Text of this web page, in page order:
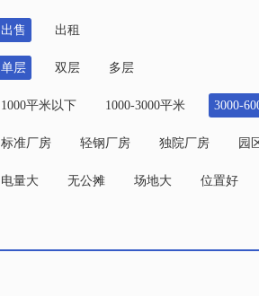
出售 出租
单层 双层 多层
1000平米以下 1000-3000平米 3000-
标准厂房 轻钢厂房 独院厂房 园
电量大 无公摊 场地大 位置好